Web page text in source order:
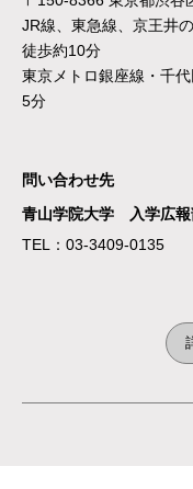
JR線、東急線、京王井
徒歩約10分
東京メトロ銀座線・千
5分
問い合わせ先
青山学院大学 入学広報
TEL：03-3409-0135